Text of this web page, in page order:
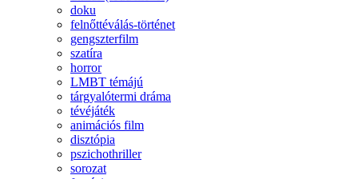
doku
felnőttéválás-történet
gengszterfilm
szatíra
horror
LMBT témájú
tárgyalótermi dráma
tévéjáték
animációs film
disztópia
pszichothriller
sorozat